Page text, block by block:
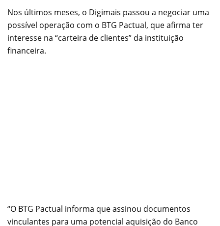
Nos últimos meses, o Digimais passou a negociar uma
possível operação com o BTG Pactual, que afirma ter
interesse na “carteira de clientes” da instituição
financeira.
“O BTG Pactual informa que assinou documentos
vinculantes para uma potencial aquisição do Banco